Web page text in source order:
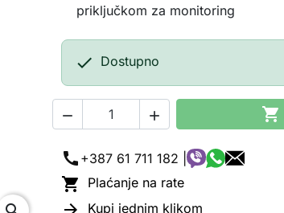
priključkom za monitoring
 Dostupno
  
call +387 61 711 182 |
 Plaćanje na rate
Kupi jednim klikom